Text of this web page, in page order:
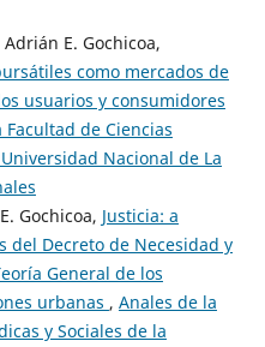
E. Gochicoa,
como mercados de
usuarios y consumidores
Facultad de Ciencias
Nacional de La
Gochicoa, Justicia: a
del Decreto de Necesidad y
General de los
urbanas , Anales de la
y Sociales de la